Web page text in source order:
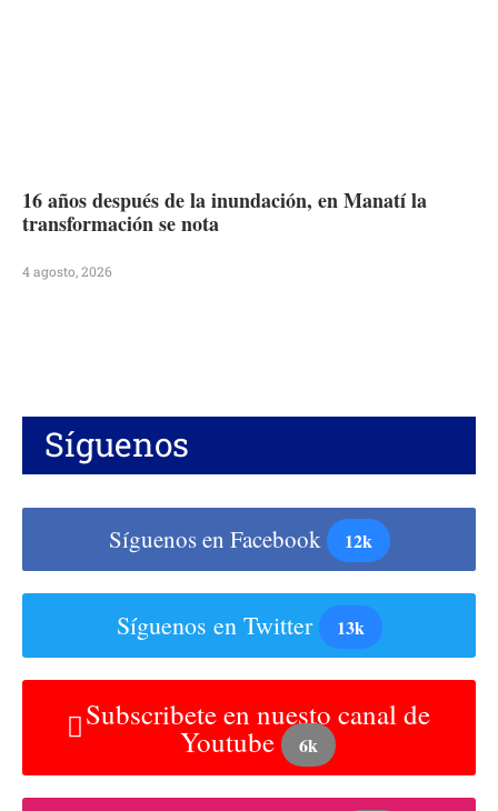
16 años después de la inundación, en Manatí la
transformación se nota
4 agosto, 2026
Síguenos
Síguenos en Facebook 12k
Síguenos en Twitter 13k
Subscribete en nuesto canal de
Youtube 6k